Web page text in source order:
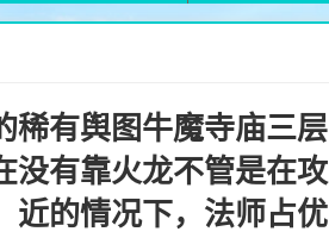
稀有舆图牛魔寺庙三层
没有靠火龙不管是在攻
近的情况下，法师占优